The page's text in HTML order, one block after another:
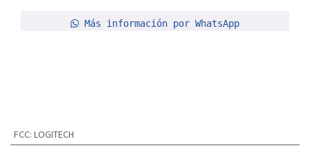
Más información por WhatsApp
FCC: LOGITECH